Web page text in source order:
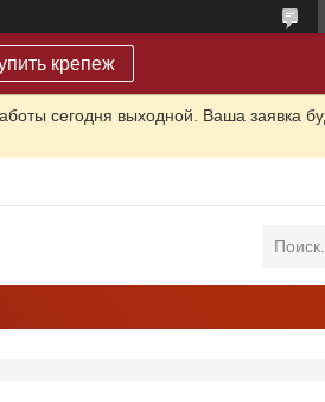
крепеж
сегодня выходной. Ваша заявка